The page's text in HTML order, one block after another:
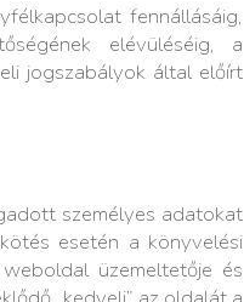
fennállásáig,
elévüléséig, a
jogszabályok által előírt
személyes adatokat
esetén a könyvelési
üzemeltetője és